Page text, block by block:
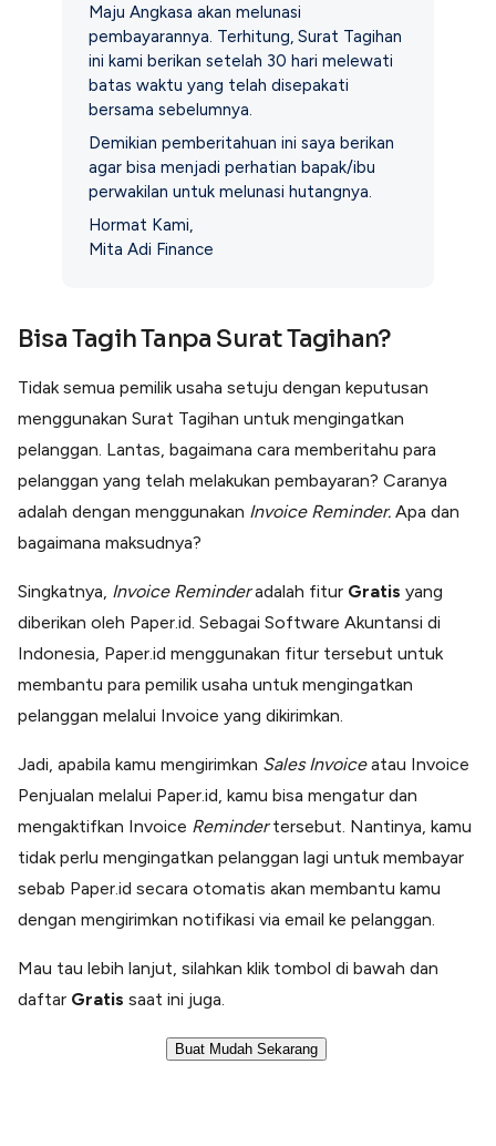
Maju Angkasa akan melunasi
pembayarannya. Terhitung, Surat Tagihan
ini kami berikan setelah 30 hari melewati
batas waktu yang telah disepakati
bersama sebelumnya.
Demikian pemberitahuan ini saya berikan
agar bisa menjadi perhatian bapak/ibu
perwakilan untuk melunasi hutangnya.
Hormat Kami,
Mita Adi Finance
Bisa Tagih Tanpa Surat Tagihan?
Tidak semua pemilik usaha setuju dengan keputusan
menggunakan Surat Tagihan untuk mengingatkan
pelanggan. Lantas, bagaimana cara memberitahu para
pelanggan yang telah melakukan pembayaran? Caranya
adalah dengan menggunakan Invoice Reminder. Apa dan
bagaimana maksudnya?
Singkatnya, Invoice Reminderadalah fitur Gratis yang
diberikan oleh Paper.id. Sebagai Software Akuntansi di
Indonesia, Paper.id menggunakan fitur tersebut untuk
membantu para pemilik usaha untuk mengingatkan
pelanggan melalui Invoice yang dikirimkan.
Jadi, apabila kamu mengirimkan Sales Invoiceatau Invoice
Penjualan melalui Paper.id, kamu bisa mengatur dan
mengaktifkan Invoice Remindertersebut. Nantinya, kamu
tidak perlu mengingatkan pelanggan lagi untuk membayar
sebab Paper.id secara otomatis akan membantu kamu
dengan mengirimkan notifikasi via email ke pelanggan.
Mau tau lebih lanjut, silahkan klik tombol di bawah dan
daftar Gratis saat ini juga.
Buat Mudah Sekarang